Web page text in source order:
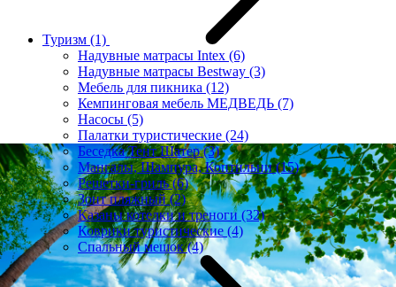
Туризм (1)
Надувные матрасы Intex (6)
Надувные матрасы Bestway (3)
Мебель для пикника (12)
Кемпинговая мебель МЕДВЕДЬ (7)
Насосы (5)
Палатки туристические (24)
Беседка Тент Шатер(3)
Мангалы, Шампура, Коптильни(15)
Решетки-гриль(6)
Зонт пляжный(2)
Казаны котелки и треноги (32)
Коврики туристические (4)
Спальный мешок(4)